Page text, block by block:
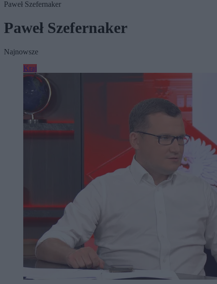
Paweł Szefernaker
Paweł Szefernaker
Najnowsze
Kraj